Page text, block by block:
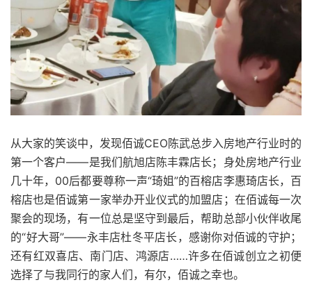
从大家的笑谈中，发现佰诚CEO陈武总步入房地产行业时的
第一个客户——是我们航旭店陈丰霖店长；身处房地产行业
几十年，00后都要尊称一声“琦姐”的百榕店李惠琦店长，百
榕店也是佰诚第一家举办开业仪式的加盟店；在佰诚每一次
聚会的现场，有一位总是坚守到最后，帮助总部小伙伴收尾
的“好大哥”——永丰店杜冬平店长，感谢你对佰诚的守护；
还有红双喜店、南门店、鸿源店……许多在佰诚创立之初便
选择了与我同行的家人们，有尔，佰诚之幸也。